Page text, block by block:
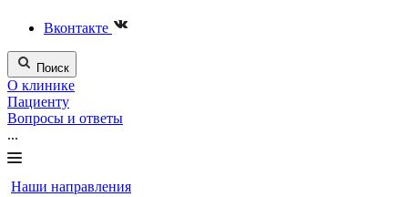
Вконтакте
Поиск
О клинике
Пациенту
Вопросы и ответы
...
Наши направления